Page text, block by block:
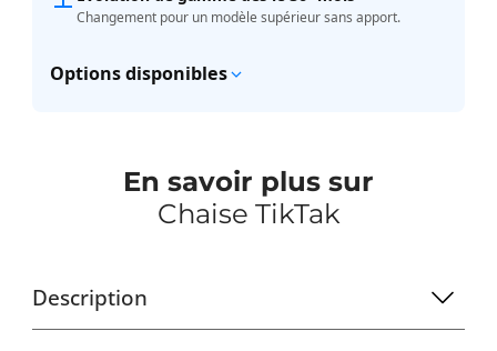
Changement pour un modèle supérieur sans apport.
Options disponibles
En savoir plus sur
Chaise TikTak
Description